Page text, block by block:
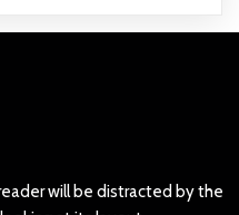
will be distracted by the